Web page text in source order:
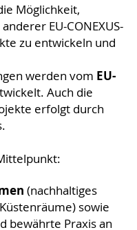
Möglichkeit,
EU-CONEXUS-
zu entwickeln und
werden vom EU-
Auch die
erfolgt durch
(nachhaltiges
sowie
bewährte Praxis an